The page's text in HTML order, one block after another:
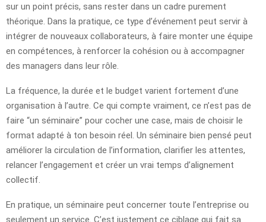
sur un point précis, sans rester dans un cadre purement
théorique. Dans la pratique, ce type d’événement peut servir à
intégrer de nouveaux collaborateurs, à faire monter une équipe
en compétences, à renforcer la cohésion ou à accompagner
des managers dans leur rôle.
La fréquence, la durée et le budget varient fortement d’une
organisation à l’autre. Ce qui compte vraiment, ce n’est pas de
faire “un séminaire” pour cocher une case, mais de choisir le
format adapté à ton besoin réel. Un séminaire bien pensé peut
améliorer la circulation de l’information, clarifier les attentes,
relancer l’engagement et créer un vrai temps d’alignement
collectif.
En pratique, un séminaire peut concerner toute l’entreprise ou
seulement un service. C’est justement ce ciblage qui fait sa